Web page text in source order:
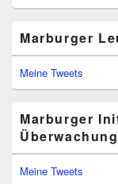
Marburger
Meine Tweets
Marburger
Meine Tweets